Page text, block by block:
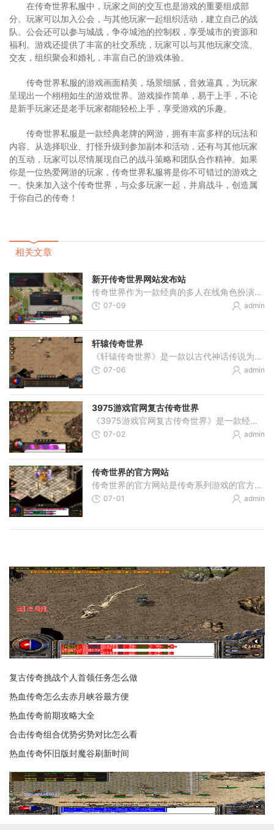
在传奇世界私服中，玩家之间的交互也是游戏的重要组成部
分。玩家可以加入公会，与其他玩家一起组织活动，建立自己的战
队。公会还可以参与城战，争夺城池的控制权，享受城市的资源和
福利。游戏还提供了丰富的社交系统，玩家可以与其他玩家交流、
交友，组织聚会和婚礼，丰富自己的游戏体验。
传奇世界私服的游戏画面精美，场景细腻，音效逼真，为玩家
呈现出一个栩栩如生的游戏世界。游戏操作简单，易于上手，不论
是新手玩家还是老手玩家都能轻松上手，享受游戏的乐趣。
传奇世界私服是一款经典老牌的网游，拥有丰富多样的玩法和
内容。从选择职业、打怪升级到参加副本和活动，还有与其他玩家
的互动，玩家可以尽情展现自己的战斗策略和团队合作精神。如果
你是一位热爱网游的玩家，传奇世界私服将是你不可错过的游戏之
一。快来加入这个传奇世界，与众多玩家一起，并肩战斗，创造属
于你自己的传奇！
相关文章
新开传奇世界网站发布站
传奇世界作为一款经典的多人在线角色扮演游戏，一直以来都备受玩家的喜爱。而一家全新的传奇世界网站发布站悄然上线，给玩家们带来了重新探索这个神秘世界的机会。本文将介绍
07-09 admin
轩辕传奇世界
《轩辕传奇世界》是一款以古代神话传说为题材的多人在线角色扮演游戏。本游戏采用即时回合制的战斗模式，玩家将扮演一位英勇的战士，与其他玩家一起探索这个神秘而又危险的世
07-06 admin
3975游戏官网复古传奇世界
《3975游戏官网复古传奇世界》是一款经典复古风格的网络游戏，它带你重温传奇世界的壮丽与激情。在这个游戏中，你将扮演一个英勇的冒险者，探索危险的地下城堡，与强大的敌人进
07-02 admin
传奇世界的官方网站
传奇世界的官方网站是传奇系列游戏的官方网站，在这个网站上，你可以找到最新的游戏资讯、玩法介绍、活动公告等等。对于喜爱传奇游戏的玩家来说，这个网站是他们了解游戏最重
07-01 admin
复古传奇挑战个人首领任务怎么做
热血传奇怎么去赤月峡谷最方便
热血传奇前期攻略大全
合击传奇组合优势劣势对比怎么看
热血传奇怀旧版封魔谷刷新时间